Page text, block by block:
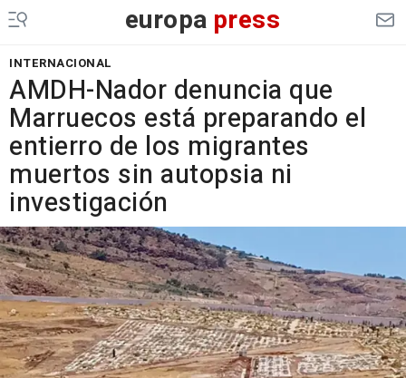
europa press
INTERNACIONAL
AMDH-Nador denuncia que
Marruecos está preparando el
entierro de los migrantes
muertos sin autopsia ni
investigación